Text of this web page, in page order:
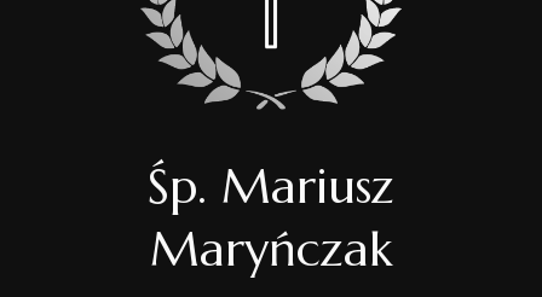
Śp. Mariusz
Maryńczak